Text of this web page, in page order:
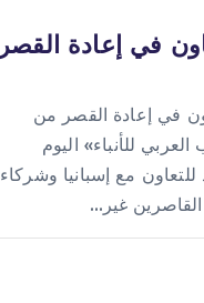
في إعادة القصر
في إعادة القصر من
للأنباء» اليوم
مع إسبانيا وشركاء
غير…